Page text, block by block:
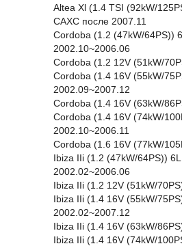
Altea Xl (1.4 TSI (92kW/
CAXC после 2007.11
Cordoba (1.2 (47kW/64PS))
2002.10~2006.06
Cordoba (1.2 12V (51kW/
Cordoba (1.4 16V (55kW/
2002.09~2007.12
Cordoba (1.4 16V (63kW/
Cordoba (1.4 16V (74kW/
2002.10~2006.11
Cordoba (1.6 16V (77kW/
Ibiza IIi (1.2 (47kW/64PS))
2002.02~2006.06
Ibiza IIi (1.2 12V (51kW/
Ibiza IIi (1.4 16V (55kW/
2002.02~2007.12
Ibiza IIi (1.4 16V (63kW/
Ibiza IIi (1.4 16V (74kW/